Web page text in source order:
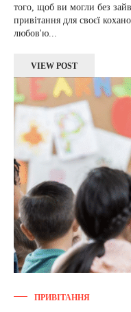
того, щоб ви могли без
привітання для своєї
любов'ю...
VIEW POST
ПРИВІТАННЯ